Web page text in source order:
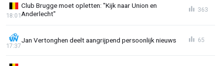
Club Brugge moet opletten: "Kijk naar Union en
Anderlecht"
18:01
363
Jan Vertonghen deelt aangrijpend persoonlijk nieuws
17:37
65